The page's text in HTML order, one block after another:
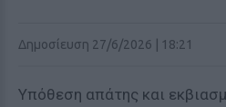
Δημοσίευση 27/6/2026 | 18:21
Υπόθεση απάτης και